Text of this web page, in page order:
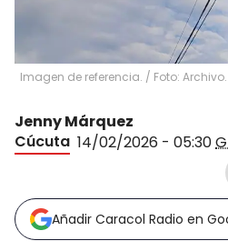
Imagen de referencia. / Foto: Archivo.
Jenny Márquez
Cúcuta 14/02/2026 - 05:30
Añadir Caracol Radio en